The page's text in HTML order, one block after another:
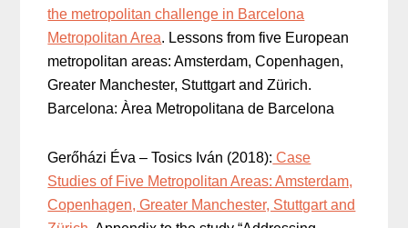
the metropolitan challenge in Barcelona
Metropolitan Area. Lessons from five European
metropolitan areas: Amsterdam, Copenhagen,
Greater Manchester, Stuttgart and Zürich.
Barcelona: Àrea Metropolitana de Barcelona
Gerőházi Éva – Tosics Iván (2018): Case
Studies of Five Metropolitan Areas: Amsterdam,
Copenhagen, Greater Manchester, Stuttgart and